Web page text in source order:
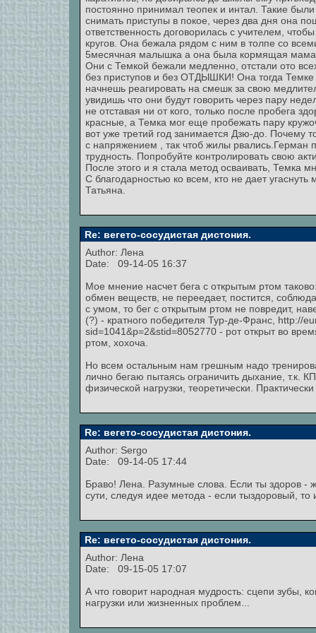
постоянно принимал теопек и интал. Такие
снимать приступы в покое, через два дня она
ответственность договорилась с учителем,
кругов. Она бежала рядом с ним в толпе со
5месячная малышка а она была кормящая
Они с Темкой бежали медленно, отстали ото
без приступов и без ОТДЫШКИ! Она тогда Темке
начнешь реагировать на смешк за свою
увидишь что они будут говорить через пару
не отставая ни от кого, только после пробега
красные, а Темка мог еще пробежать пару
вот уже третий год занимается Дзю-до. Почему
с напряжением , так чтоб жилы рвались.Герман
трудность. Попробуйте контролировать свою
После этого и я стала метод осваивать, Темка
С благодарностью ко всем, кто не дает угаснуть
Татьяна.
Re: вегето-сосудистая дистония.
Author: Лена
Date: 09-14-05 16:37
Мое мнение насчет бега с открытым ртом
обмен веществ, не переедает, постится,
с умом, то бег с открытым ртом не повредит,
(?) - кратного победителя Тур-де-Франс, http://
sid=1041&p=2&stid=8052770 - рот открыт во
ртом, хохоча.
Но всем остальным нам грешным надо
лично бегаю пытаясь ограничить дыхание, т.к.
физической нагрузки, теоретически.
Re: вегето-сосудистая дистония.
Author: Sergo
Date: 09-14-05 17:44
Браво! Лена. Разумные слова. Если ты здоров -
сути, следуя идее метода - если тыздоровый,
Re: вегето-сосудистая дистония.
Author: Лена
Date: 09-15-05 17:07
А что говорит народная мудрость: сцепи зубы,
нагрузки или жизненных проблем...